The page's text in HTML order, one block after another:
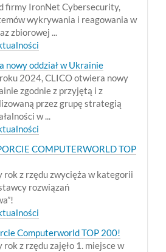
firmy IronNet Cybersecurity,
wykrywania i reagowania w
zbiorowej ...
nowy oddział w Ukrainie
2024, CLICO otwiera nowy
zgodnie z przyjętą i z
przez grupę strategią
w ...
COMPUTERWORLD TOP
rok z rzędu zwycięża w kategorii
rozwiązań
Computerworld TOP 200!
z rzędu zajęło 1. miejsce w